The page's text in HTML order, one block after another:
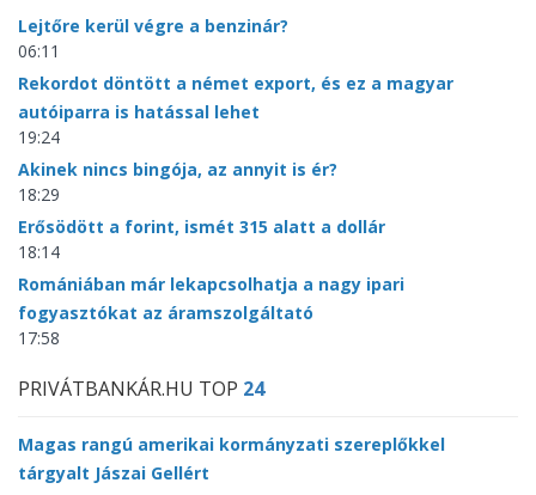
Lejtőre kerül végre a benzinár?
06:11
Rekordot döntött a német export, és ez a magyar
autóiparra is hatással lehet
19:24
Akinek nincs bingója, az annyit is ér?
18:29
Erősödött a forint, ismét 315 alatt a dollár
18:14
Romániában már lekapcsolhatja a nagy ipari
fogyasztókat az áramszolgáltató
17:58
PRIVÁTBANKÁR.HU TOP 24
Magas rangú amerikai kormányzati szereplőkkel
tárgyalt Jászai Gellért